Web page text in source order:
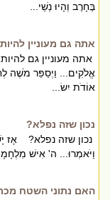
בֶּחָרֶב וְהָיוּ נְשֵׁי...
אתה גם מעוניין
אתה מעוניין גם
אֱלֹקִים... וַיְסַפֵּר מֹשֶׁה
אוֹדֹת יִשׂ...
נכון שזה נפלא?
נכון שזה נפלא? אָז
וַיֹּאמְרוּ... ה' אִישׁ
האם נתוני השטח